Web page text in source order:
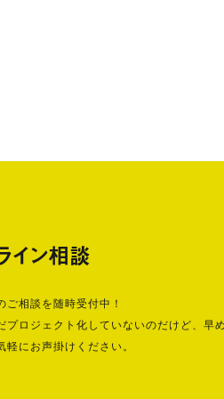
イン相談
ご相談を随時受付中！
ロジェクト化していないのだけど、早
軽にお声掛けください。